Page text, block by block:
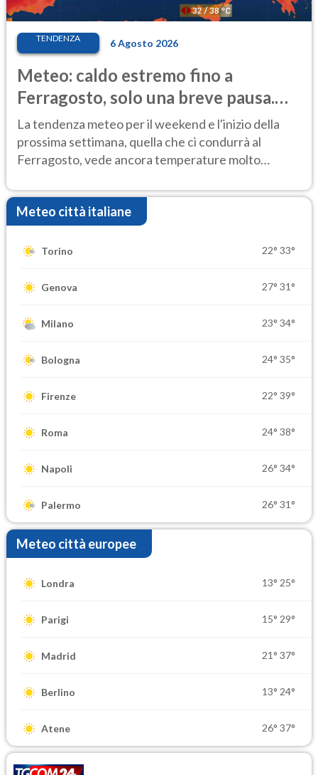
TENDENZA 6 Agosto 2026
Meteo: caldo estremo fino a
Ferragosto, solo una breve pausa.
Ecco dove
La tendenza meteo per il weekend e l'inizio della
prossima settimana, quella che ci condurrà al
Ferragosto, vede ancora temperature molto
Meteo città italiane
Torino 22° 33°
Genova 27° 31°
Milano 23° 34°
Bologna 24° 35°
Firenze 22° 39°
Roma 24° 38°
Napoli 26° 34°
Palermo 26° 31°
Meteo città europee
Londra 13° 25°
Parigi 15° 29°
Madrid 21° 37°
Berlino 13° 24°
Atene 26° 37°